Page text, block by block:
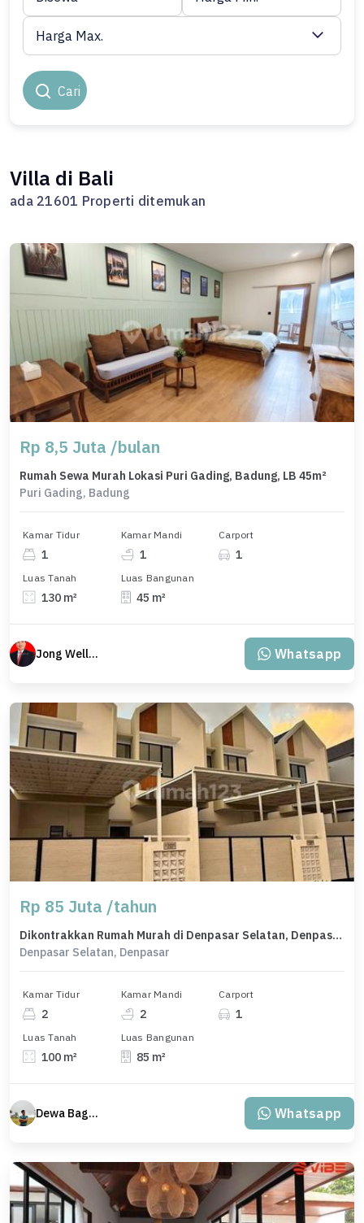
Cari
Harga Max.
Villa di Bali
ada 21601 Properti ditemukan
Rp 8,5 Juta /bulan
Rumah Sewa Murah Lokasi Puri Gading, Badung, LB 45m²
Puri Gading, Badung
Kamar Tidur
1
Kamar Mandi
1
Carport
1
Luas Tanah
130 m²
Luas Bangunan
45 m²
Jong Welly Sutrisno Whatsapp
Rp 85 Juta /tahun
Dikontrakkan Rumah Murah di Denpasar Selatan, Denpasar, LT 100m²
Denpasar Selatan, Denpasar
Kamar Tidur
2
Kamar Mandi
2
Carport
1
Luas Tanah
100 m²
Luas Bangunan
85 m²
Dewa Bagus Dwi Mantara Whatsapp